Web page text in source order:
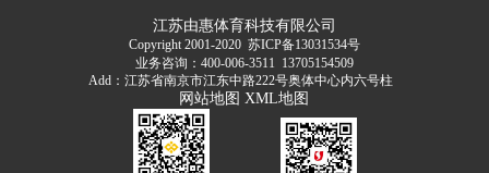
江苏由惠体育科技有限公司
Copyright 2001-2020 苏ICP备13031534号
业务咨询：400-006-3511 13705154509
Add：江苏省南京市江东中路222号奥体中心内六号柱
网站地图 XML地图